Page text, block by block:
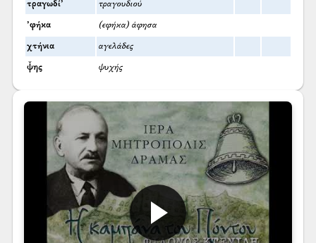
τραγωδί’ τραγουδιού
’φήκα (εφήκα) άφησα
χτήνια αγελάδες
ψ̌ης ψυχής